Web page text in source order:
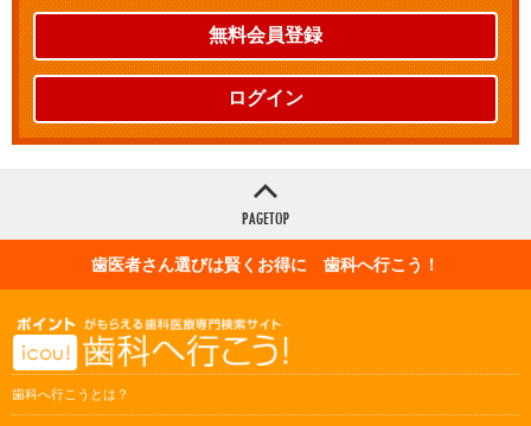
無料会員登録
ログイン
歯医者さん選びは賢くお得に 歯科へ行こう！
歯科へ行こうとは？